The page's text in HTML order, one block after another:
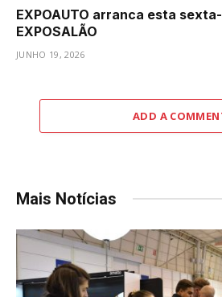
EXPOAUTO arranca esta
EXPOSALÃO
JUNHO 19, 2026
ADD A
Mais Notícias